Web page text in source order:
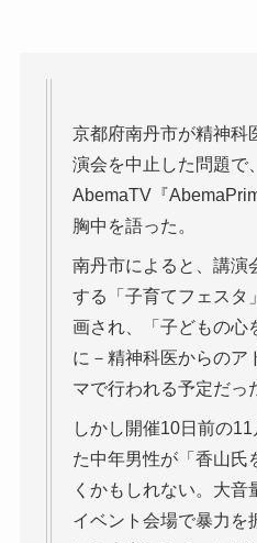
京都府南丹市が精神科
演会を中止した問題で
AbemaTV『
胸中を語った。
南丹市によると、講演
する「子育てフェスタ
画され、「子どもの心
に－精神科医からのア
マで行われる予定だっ
しかし開催10日前の
た中年男性が「香山氏
くかもしれない。大音
イベント会場で暴力を